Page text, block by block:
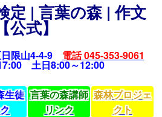
定 | 言葉の森 | 作文
公式】
限山4-4-9 電話 045-353-9061
土日8:00～12:00
生徒 言葉の森講師
リンク
森林プロジェ
クト